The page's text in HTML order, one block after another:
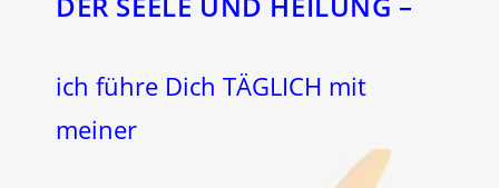
ich führe Dich TÄGLICH mit
meiner